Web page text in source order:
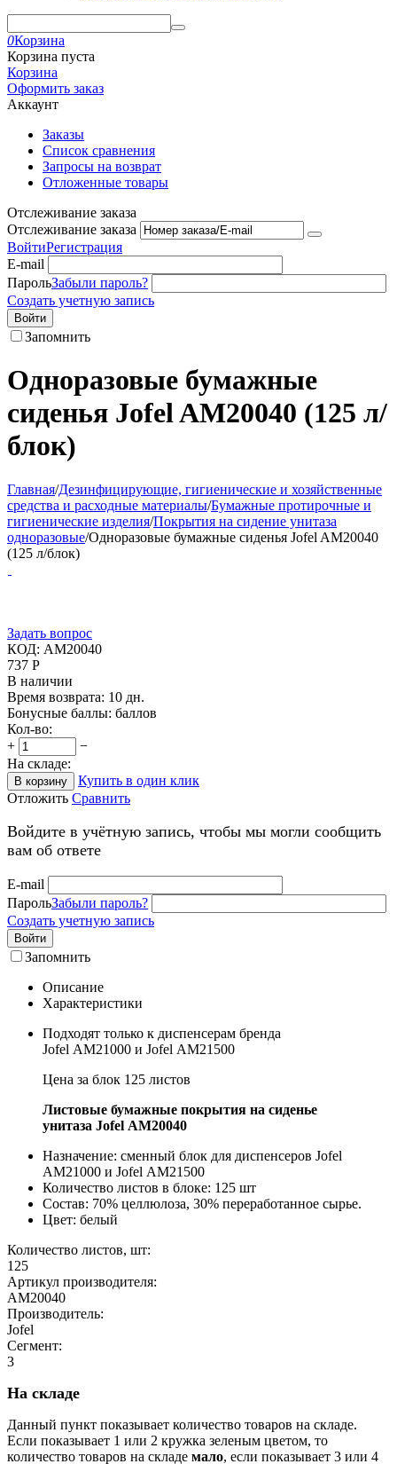
0Корзина
Корзина пуста
Корзина
Оформить заказ
Аккаунт
Заказы
Список сравнения
Запросы на возврат
Отложенные товары
Отслеживание заказа
Отслеживание заказа
ВойтиРегистрация
E-mail
ПарольЗабыли пароль?
Создать учетную запись
Войти
Запомнить
Одноразовые бумажные
сиденья Jofel AM20040 (125 л/
блок)
Главная/Дезинфицирующие, гигиенические и хозяйственные
средства и расходные материалы/Бумажные протирочные и
гигиенические изделия/Покрытия на сидение унитаза
одноразовые/Одноразовые бумажные сиденья Jofel AM20040
(125 л/блок)
Задать вопрос
КОД: AM20040
737 Р
В наличии
Время возврата: 10 дн.
Бонусные баллы: баллов
Кол-во:
+
−
На складе:
В корзину
Купить в один клик
Отложить Сравнить
Войдите в учётную запись, чтобы мы могли сообщить
вам об ответе
E-mail
ПарольЗабыли пароль?
Создать учетную запись
Войти
Запомнить
Описание
Характеристики
Подходят только к диспенсерам бренда
Jofel АМ21000 и Jofel АМ21500
Цена за блок 125 листов
Листовые бумажные покрытия на сиденье
унитаза Jofel AM20040
Назначение: сменный блок для диспенсеров Jofel
АМ21000 и Jofel АМ21500
Количество листов в блоке: 125 шт
Состав: 70% целлюлоза, 30% переработанное сырье.
Цвет: белый
Количество листов, шт:
125
Артикул производителя:
AM20040
Производитель:
Jofel
Сегмент:
3
На складе
Данный пункт показывает количество товаров на складе.
Если показывает 1 или 2 кружка зеленым цветом, то
количество товаров на складе мало, если показывает 3 или 4